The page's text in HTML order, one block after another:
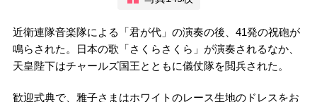
近衛連隊音楽隊による「君が代」の演奏の後、41発の祝砲が
鳴らされた。日本の歌「さくらさくら」が演奏されるなか、
天皇陛下はチャールズ国王とともに儀仗隊を閲兵された。
歓迎式典で、雅子さまはホワイトのレース生地のドレスをお